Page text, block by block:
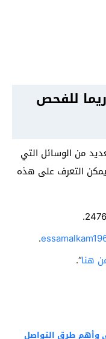
للفحص
من الوسائل التي
التعرف على هذه
.
هنا“.
وأهم طرق التواصل